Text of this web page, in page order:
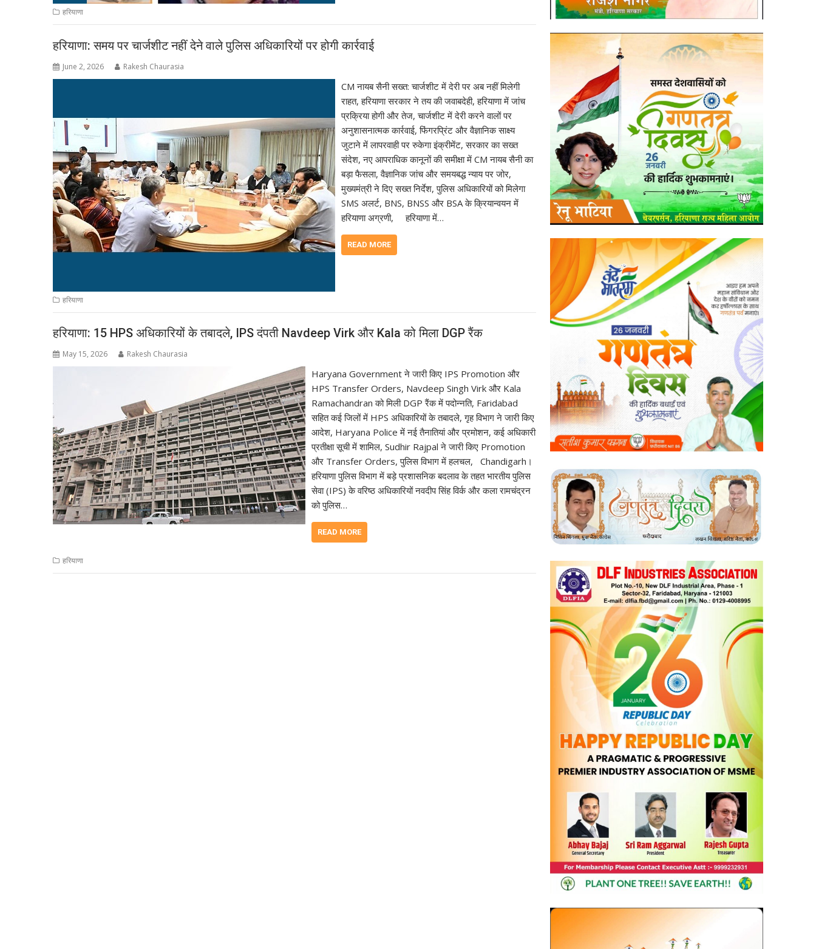
हरियाणा
हरियाणा: समय पर चार्जशीट नहीं देने वाले पुलिस अधिकारियों पर होगी कार्रवाई
June 2, 2026 Rakesh Chaurasia
CM नायब सैनी सख्त: चार्जशीट में देरी पर अब नहीं मिलेगी
राहत, हरियाणा सरकार ने तय की जवाबदेही, हरियाणा में जांच
प्रक्रिया होगी और तेज, चार्जशीट में देरी करने वालों पर
अनुशासनात्मक कार्रवाई, फिंगरप्रिंट और वैज्ञानिक साक्ष्य
जुटाने में लापरवाही पर रुकेगा इंक्रीमेंट, सरकार का सख्त
संदेश, नए आपराधिक कानूनों की समीक्षा में CM नायब सैनी का
बड़ा फैसला, वैज्ञानिक जांच और समयबद्ध न्याय पर जोर,
मुख्यमंत्री ने दिए सख्त निर्देश, पुलिस अधिकारियों को मिलेगा
SMS अलर्ट, BNS, BNSS और BSA के क्रियान्वयन में
हरियाणा अग्रणी, हरियाणा में…
READ MORE
हरियाणा
हरियाणा: 15 HPS अधिकारियों के तबादले, IPS दंपती Navdeep Virk और Kala को मिला DGP रैंक
May 15, 2026 Rakesh Chaurasia
Haryana Government ने जारी किए IPS Promotion और
HPS Transfer Orders, Navdeep Singh Virk और Kala
Ramachandran को मिली DGP रैंक में पदोन्नति, Faridabad
सहित कई जिलों में HPS अधिकारियों के तबादले, गृह विभाग ने जारी किए
आदेश, Haryana Police में नई तैनातियां और प्रमोशन, कई अधिकारी
प्रतीक्षा सूची में शामिल, Sudhir Rajpal ने जारी किए Promotion
और Transfer Orders, पुलिस विभाग में हलचल, Chandigarh।
हरियाणा पुलिस विभाग में बड़े प्रशासनिक बदलाव के तहत भारतीय पुलिस
सेवा (IPS) के वरिष्ठ अधिकारियों नवदीप सिंह विर्क और कला रामचंद्रन
को पुलिस…
READ MORE
हरियाणा